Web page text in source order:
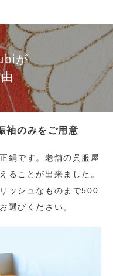
が
袖のみをご用意
絹です。老舗の呉服屋
ることが出来ました。
ッシュなものまで500
選びください。